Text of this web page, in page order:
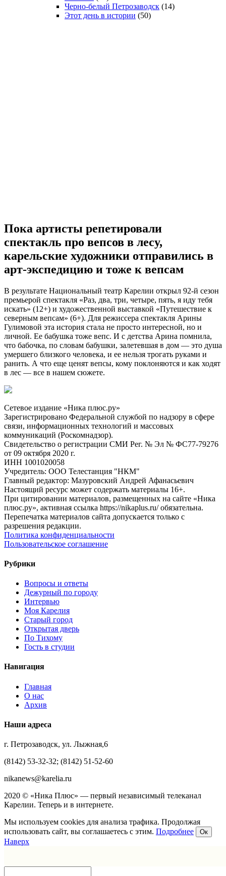
Черно-белый Петрозаводск (14)
Этот день в истории (50)
Пока артисты репетировали
спектакль про вепсов в лесу,
карельские художники отправились в
арт-экспедицию и тоже к вепсам
В результате Национальный театр Карелии открыл 92-й сезон
премьерой спектакля «Раз, два, три, четыре, пять, я иду тебя
искать» (12+) и художественной выставкой «Путешествие к
северным вепсам» (6+). Для режиссера спектакля Арины
Гулимовой эта история стала не просто интересной, но и
личной. Ее бабушка тоже вепс. И с детства Арина помнила,
что бабочка, по словам бабушки, залетевшая в дом — это душа
умершего близкого человека, и ее нельзя трогать руками и
ранить. А что еще ценят вепсы, кому поклоняются и как ходят
в лес — все в нашем сюжете.
Сетевое издание «Ника плюс.ру»
Зарегистрировано Федеральной службой по надзору в сфере
связи, информационных технологий и массовых
коммуникаций (Роскомнадзор).
Свидетельство о регистрации СМИ Рег. № Эл № ФС77-79276
от 09 октября 2020 г.
ИНН 1001020058
Учредитель: ООО Телестанция "НКМ"
Главный редактор: Мазуровский Андрей Афанасьевич
Настоящий ресурс может содержать материалы 16+.
При цитировании материалов, размещенных на сайте «Ника
плюс.ру», активная ссылка https://nikaplus.ru/ обязательна.
Перепечатка материалов сайта допускается только с
разрешения редакции.
Политика конфиденциальности
Пользовательское соглашение
Рубрики
Вопросы и ответы
Дежурный по городу
Интервью
Моя Карелия
Старый город
Открытая дверь
По Тихому
Гость в студии
Навигация
Главная
О нас
Архив
Наши адреса
г. Петрозаводск, ул. Лыжная,6
(8142) 53-32-32; (8142) 51-52-60
nikanews@karelia.ru
2020 © «Ника Плюс» — первый независимый телеканал
Карелии. Теперь и в интернете.
Мы используем cookies для анализа трафика. Продолжая
использовать сайт, вы соглашаетесь с этим. Подробнее Ок
Наверх